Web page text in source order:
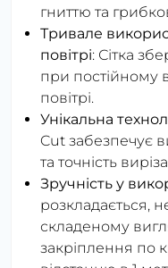
гниттю та
Тривале
повітрі: Сітка
при постійному
повітрі.
Унікальна
Cut забезпечує
та точність
Зручність у
розкладається,
складеному
закріплення по